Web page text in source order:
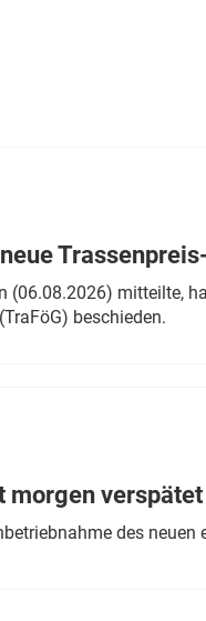
Infrastruktur &
ÖPNV
(06.08.2026) mitteilte,
beschieden.
morgen
des